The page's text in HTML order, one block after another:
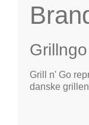
Grillngo
Grill n' Go
danske